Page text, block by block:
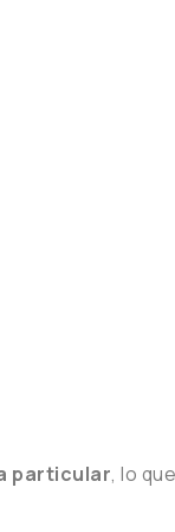
particular, lo